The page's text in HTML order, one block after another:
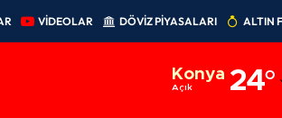
VİDEOLAR DÖVİZ PİYASALARI ALTIN
Konya
Açık 24°
Adıyaman